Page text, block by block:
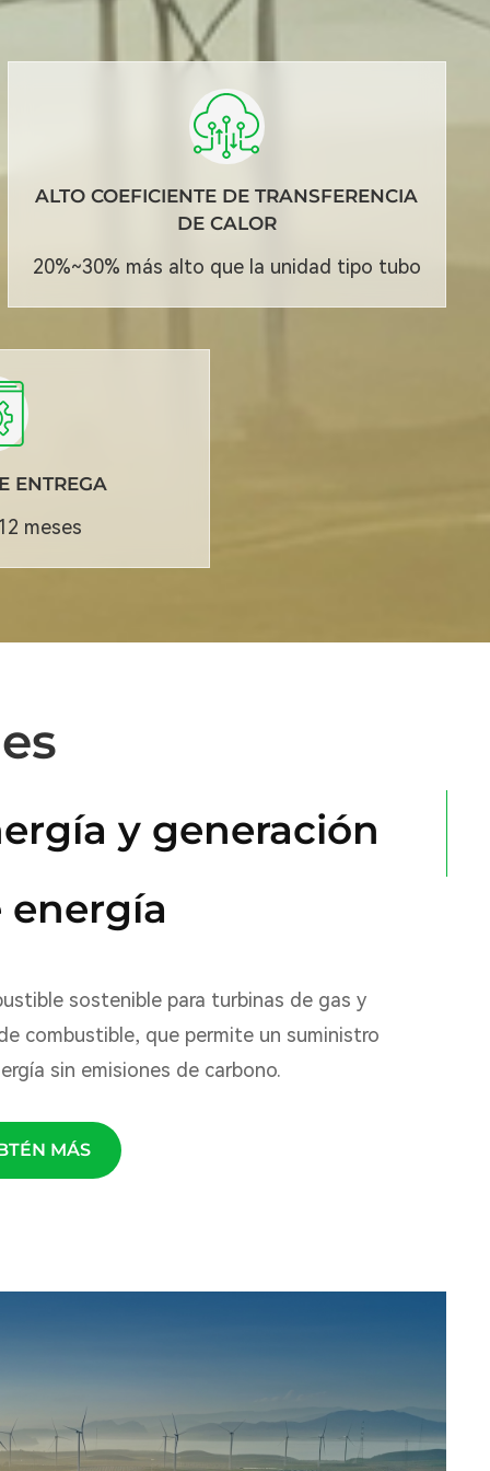
ALTO COEFICIENTE DE TRANSFERENCIA
DE CALOR
20%~30% más alto que la unidad tipo tubo
ENTREGA
meses
y generación
energía
sostenible para turbinas de gas y
combustible, que permite un suministro
sin emisiones de carbono.
MÁS